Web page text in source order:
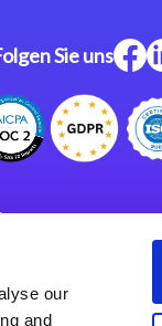
our
and
Sie uns